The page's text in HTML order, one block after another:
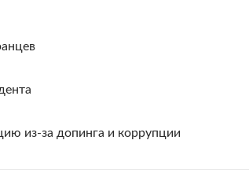
из-за допинга и коррупции